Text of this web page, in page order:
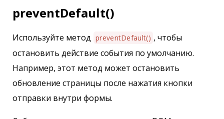
preventDefault()
Используйте метод preventDefault() , чтобы
остановить действие события по умолчанию.
Например, этот метод может остановить
обновление страницы после нажатия кнопки
отправки внутри формы.